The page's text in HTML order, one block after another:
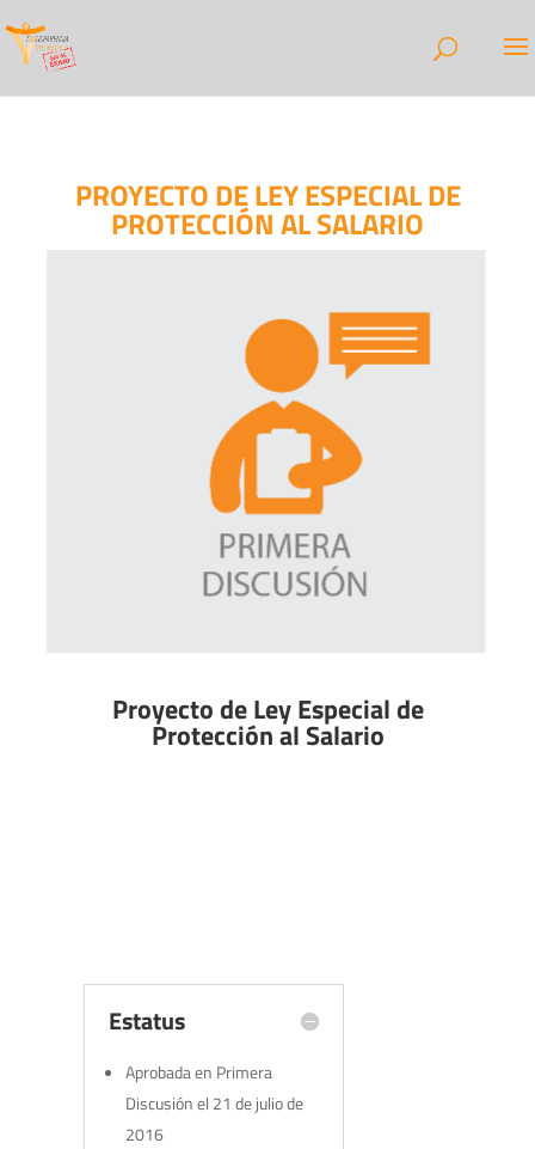
PROYECTO DE LEY ESPECIAL DE
PROTECCIÓN AL SALARIO
Proyecto de Ley Especial de
Protección al Salario
Estatus
Aprobada en Primera
Discusión el 21 de julio de
2016